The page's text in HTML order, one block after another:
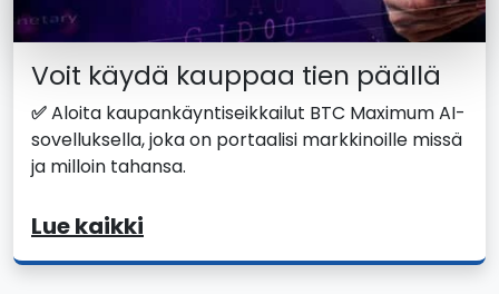
Voit käydä kauppaa tien päällä
✅Aloita kaupankäyntiseikkailut BTC Maximum AI-
sovelluksella, joka on portaalisi markkinoille missä
ja milloin tahansa.
Lue kaikki